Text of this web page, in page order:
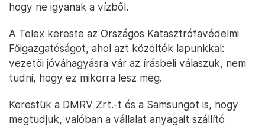
hogy ne igyanak a vízből.
A Telex kereste az Országos Katasztrófavédelmi
Főigazgatóságot, ahol azt közölték lapunkkal:
vezetői jóváhagyásra vár az írásbeli válaszuk, nem
tudni, hogy ez mikorra lesz meg.
Kerestük a DMRV Zrt.-t és a Samsungot is, hogy
megtudjuk, valóban a vállalat anyagait szállító